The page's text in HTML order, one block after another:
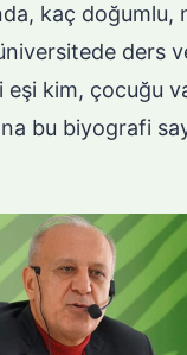
kaç doğumlu,
ders
eşi kim, çocuğu
bu biyografi